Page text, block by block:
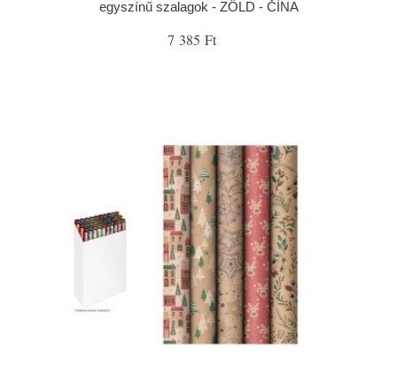
egyszínű szalagok - ZÖLD - ČÍNA
7 385 Ft